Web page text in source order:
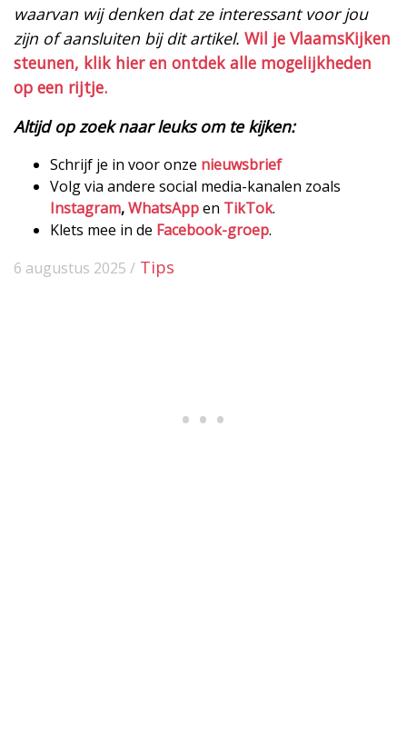
waarvan wij denken dat ze interessant voor jou
zijn of aansluiten bij dit artikel. Wil je VlaamsKijken
steunen, klik hier en ontdek alle mogelijkheden
op een rijtje.
Altijd op zoek naar leuks om te kijken:
Schrijf je in voor onze nieuwsbrief
Volg via andere social media-kanalen zoals
Instagram,WhatsAppen TikTok.
Klets mee in de Facebook-groep.
6 augustus 2025 / Tips